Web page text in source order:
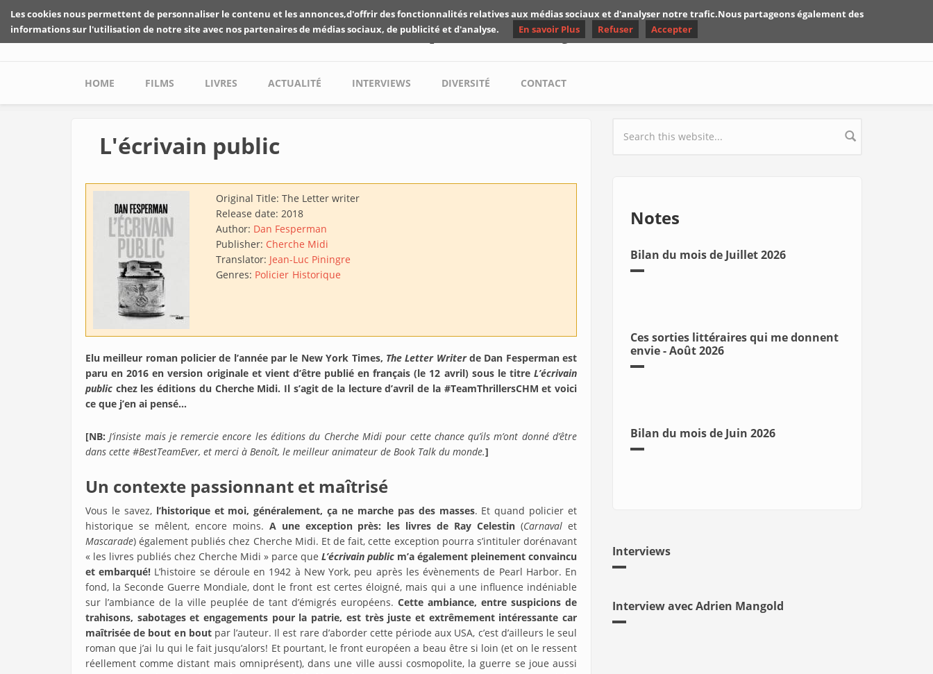
Skip to main content
Les critiques de Yuyine
Main menu
HOME FILMS LIVRES ACTUALITÉ INTERVIEWS DIVERSITÉ CONTACT
L'écrivain public
Original Title: The Letter writer
Release date: 2018
Author: Dan Fesperman
Publisher: Cherche Midi
Translator: Jean-Luc Piningre
Genres: Policier Historique
Elu meilleur roman policier de l’année par le New York Times, The Letter Writerde Dan Fesperman est
paru en 2016 en version originale et vient d’être publié en français (le 12 avril) sous le titre L’écrivain
public chez les éditions du Cherche Midi. Il s’agit de la lecture d’avril de la #TeamThrillersCHM et voici
ce que j’en ai pensé…
[NB: J’insiste mais je remercie encore les éditions du Cherche Midi pour cette chance qu’ils m’ont donné d’être
dans cette #BestTeamEver, et merci à Benoît, le meilleur animateur de Book Talk du monde.]
Un contexte passionnant et maîtrisé
Vous le savez,l’historique et moi, généralement, ça ne marche pas des masses. Et quand policier et
historique se mêlent, encore moins. A une exception près: les livres de Ray Celestin (Carnaval et
Mascarade) également publiés chez Cherche Midi. Et de fait, cette exception pourra s’intituler dorénavant
« les livres publiés chez Cherche Midi » parce que L’écrivain public m’a également pleinement convaincu
et embarqué! L’histoire se déroule en 1942 à New York, peu après les évènements de Pearl Harbor. En
fond, la Seconde Guerre Mondiale, dont le front est certes éloigné, mais qui a une influence indéniable
sur l’ambiance de la ville peuplée de tant d’émigrés européens. Cette ambiance, entre suspicions de
trahisons, sabotages et engagements pour la patrie, est très juste et extrêmement intéressante car
maîtrisée de bout en boutpar l’auteur. Il est rare d’aborder cette période aux USA, c’est d’ailleurs le seul
roman que j’ai lu qui le fait jusqu’alors! Et pourtant, le front européen a beau être si loin (et on le ressent
réellement comme distant mais omniprésent), dans une ville aussi cosmopolite, la guerre se joue aussi
Search form
Notes
Bilan du mois de Juillet 2026
Ces sorties littéraires qui me donnent
envie - Août 2026
Bilan du mois de Juin 2026
Interviews
Interview avec Adrien Mangold
Les cookies nous permettent de personnaliser le contenu et les annonces,d'offrir des fonctionnalités relatives aux médias sociaux et d'analyser notre trafic.Nous partageons également des
informations sur l'utilisation de notre site avec nos partenaires de médias sociaux, de publicité et d'analyse.
En savoir Plus Refuser Accepter